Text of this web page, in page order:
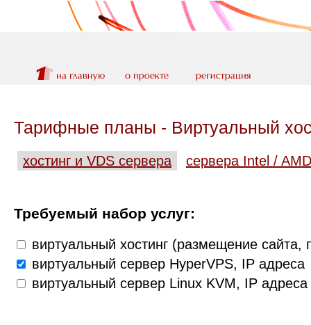
Тарифные планы - Виртуальный
хостинг и VDS сервера сервера Intel / AMD
Требуемый набор услуг:
виртуальный хостинг (размещение сайта,
виртуальный сервер HyperVPS, IP адреса
виртуальный сервер Linux KVM, IP адреса